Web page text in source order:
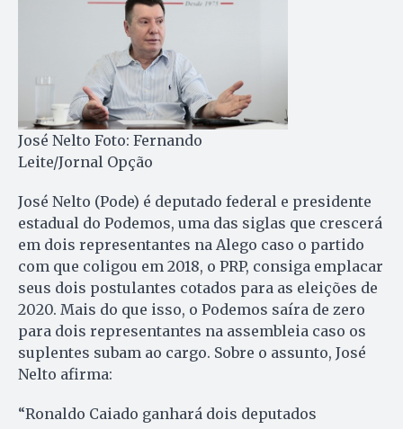
José Nelto Foto: Fernando
Leite/Jornal Opção
José Nelto (Pode) é deputado federal e presidente
estadual do Podemos, uma das siglas que crescerá
em dois representantes na Alego caso o partido
com que coligou em 2018, o PRP, consiga emplacar
seus dois postulantes cotados para as eleições de
2020. Mais do que isso, o Podemos saíra de zero
para dois representantes na assembleia caso os
suplentes subam ao cargo. Sobre o assunto, José
Nelto afirma:
“Ronaldo Caiado ganhará dois deputados